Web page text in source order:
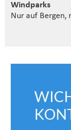
Windparks
Nur auf Bergen,